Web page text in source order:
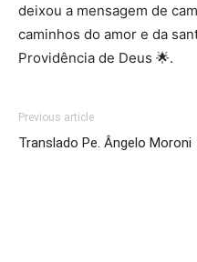
deixou a mensagem de
caminhos do amor e da
Providência de Deus 🌟.
Previous article
Translado Pe. Ângelo Moroni